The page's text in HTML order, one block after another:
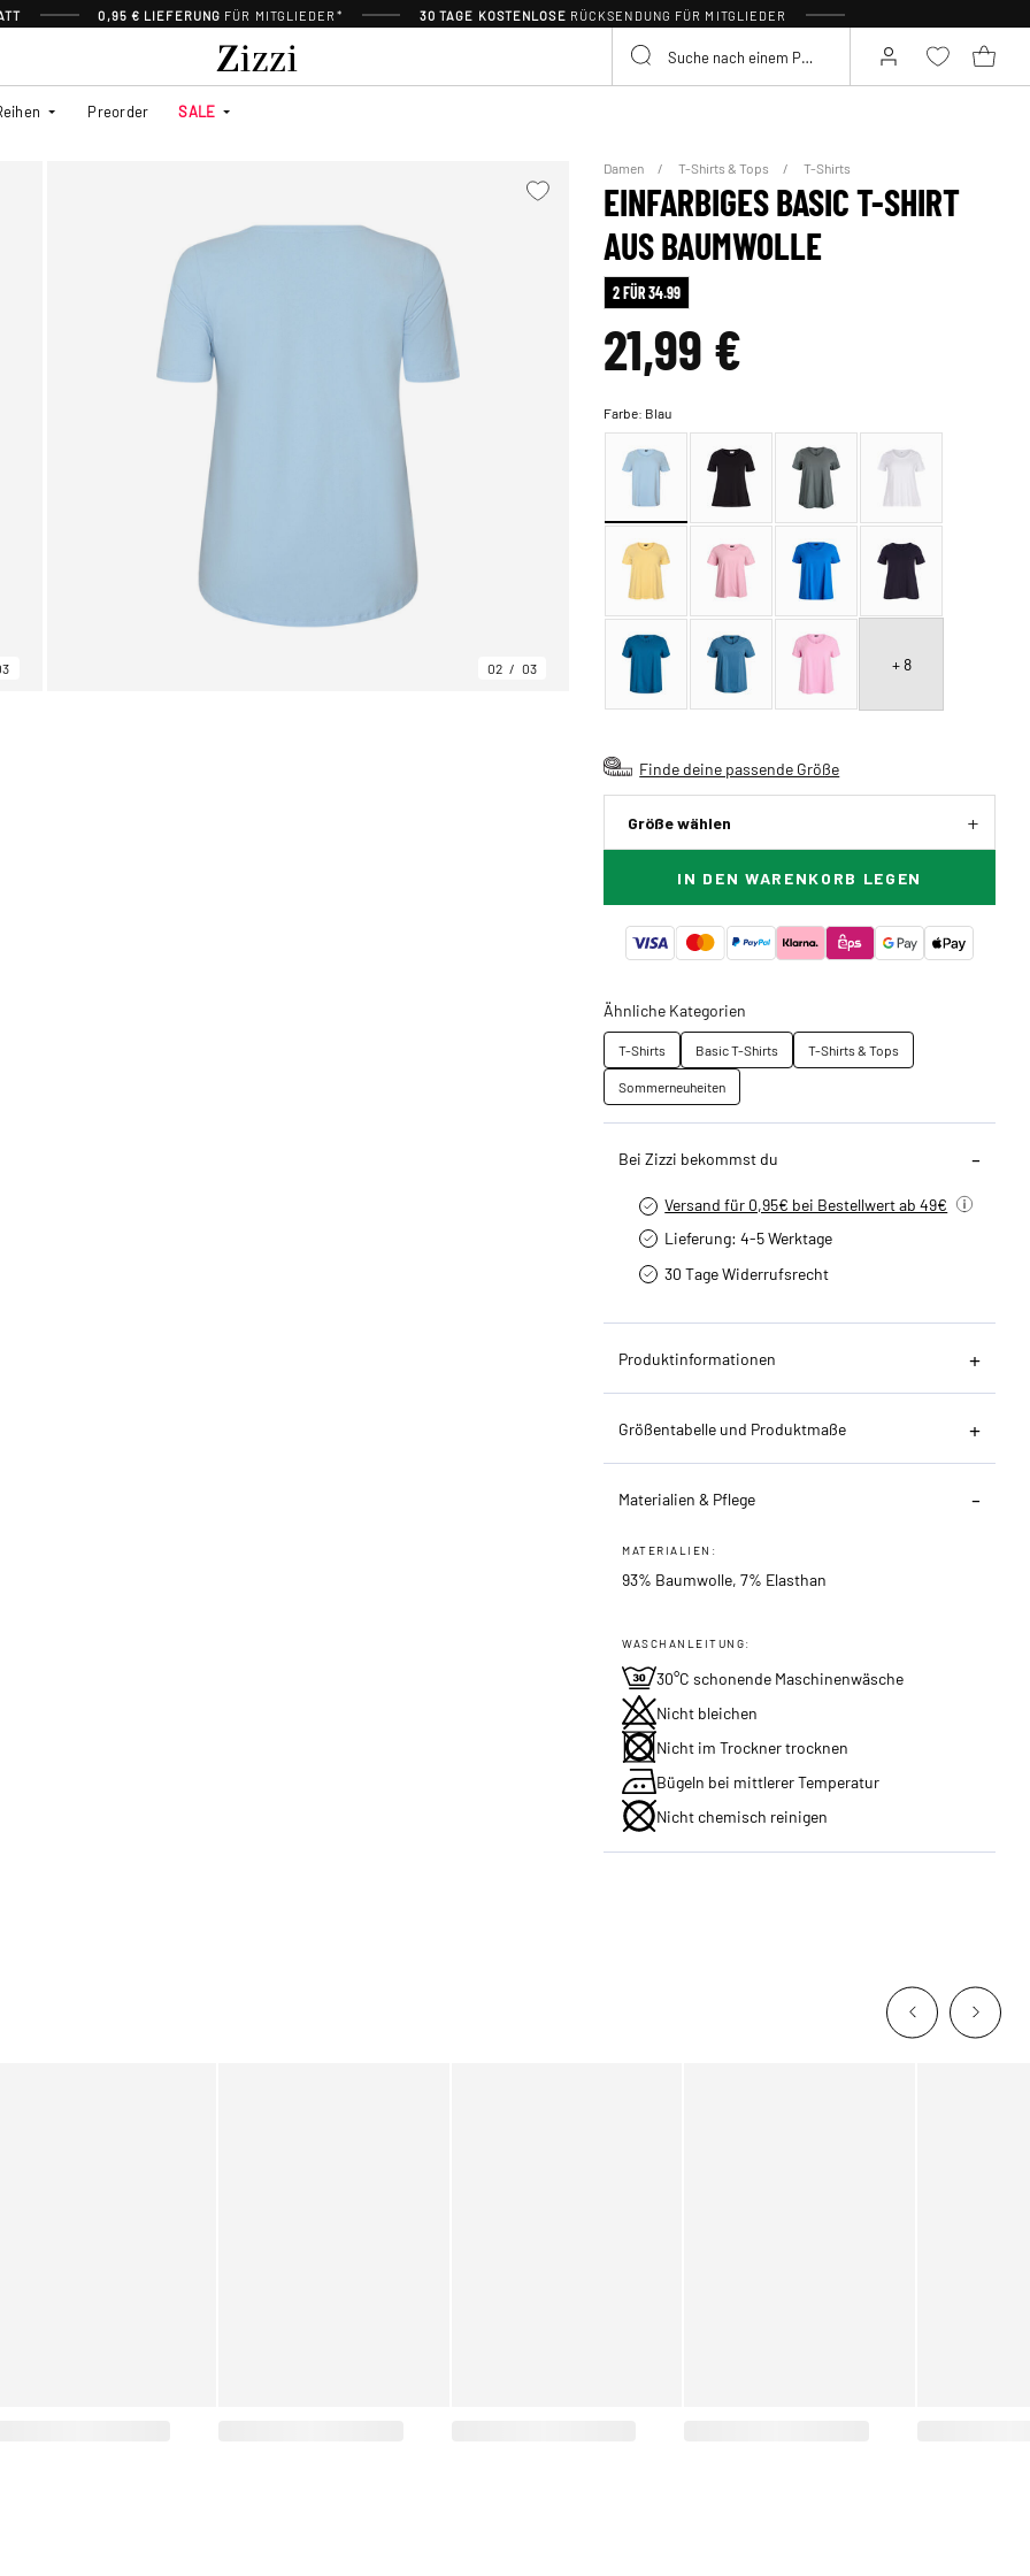
0,95 € LIEFERUNG FÜR MITGLIEDER* 30 TAGE KOSTENLOSE RÜCKSENDUNG FÜR MITGLIEDER
Preorder SALE
02 03
Damen T-Shirts & Tops T-Shirts
EINFARBIGES BASIC T-SHIRT
AUS BAUMWOLLE
2 FÜR 34.99
21,99 €
Farbe: Blau
+ 8
Finde deine passende Größe
Größe wählen
IN DEN WARENKORB LEGEN
Ähnliche Kategorien
T-Shirts Basic T-Shirts
T-Shirts & Tops
Sommerneuheiten
Bei Zizzi bekommst du
Versand für 0,95€ bei Bestellwert ab 49€
Lieferung: 4-5 Werktage
30 Tage Widerrufsrecht
Produktinformationen
Größentabelle und Produktmaße
Materialien & Pflege
MATERIALIEN:
93% Baumwolle, 7% Elasthan
WASCHANLEITUNG:
30°C schonende Maschinenwäsche
Nicht bleichen
Nicht im Trockner trocknen
Bügeln bei mittlerer Temperatur
Nicht chemisch reinigen